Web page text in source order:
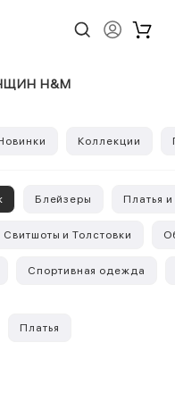
H&M
Коллекции
Блейзеры Платья
Свитшоты и Толстовки
Спортивная одежда
Платья